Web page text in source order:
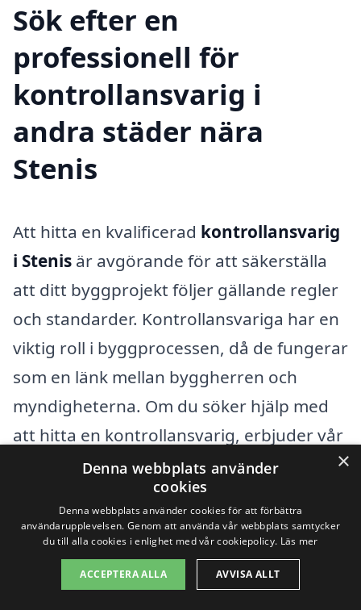
Sök efter en
professionell för
kontrollansvarig i
andra städer nära
Stenis
Att hitta en kvalificerad kontrollansvarig
i Stenis är avgörande för att säkerställa
att ditt byggprojekt följer gällande regler
och standarder. Kontrollansvariga har en
viktig roll i byggprocessen, då de fungerar
som en länk mellan byggherren och
myndigheterna. Om du söker hjälp med
att hitta en kontrollansvarig, erbjuder vår
plattform flera alternativ för att göra ditt
Det finns många städer runt om i Stenis
där du kan söka efter kvalificerade
×
Denna webbplats använder
cookies
Denna webbplats använder cookies för att förbättra
användarupplevelsen. Genom att använda vår webbplats samtycker
du till alla cookies i enlighet med vår cookiepolicy. Läs mer
ACCEPTERA ALLA AVVISA ALLT